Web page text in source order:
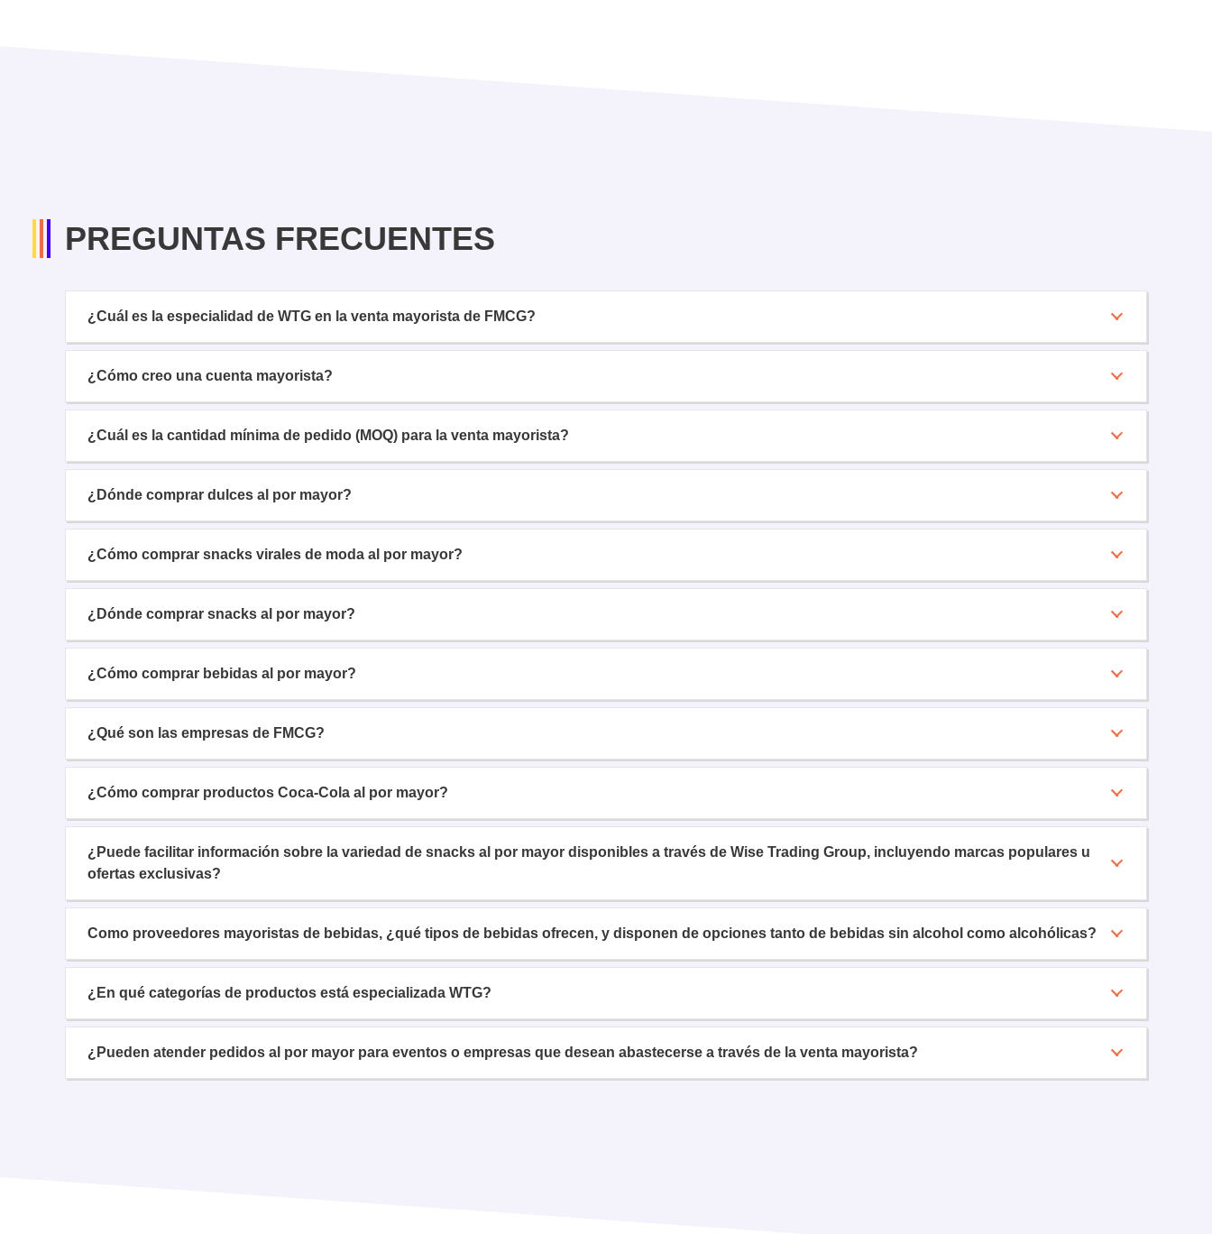
PREGUNTAS FRECUENTES
¿Cuál es la especialidad de WTG en la venta mayorista de FMCG?
¿Cómo creo una cuenta mayorista?
¿Cuál es la cantidad mínima de pedido (MOQ) para la venta mayorista?
¿Dónde comprar dulces al por mayor?
¿Cómo comprar snacks virales de moda al por mayor?
¿Dónde comprar snacks al por mayor?
¿Cómo comprar bebidas al por mayor?
¿Qué son las empresas de FMCG?
¿Cómo comprar productos Coca-Cola al por mayor?
¿Puede facilitar información sobre la variedad de snacks al por mayor disponibles a través de Wise Trading Group, incluyendo marcas populares u
ofertas exclusivas?
Como proveedores mayoristas de bebidas, ¿qué tipos de bebidas ofrecen, y disponen de opciones tanto de bebidas sin alcohol como alcohólicas?
¿En qué categorías de productos está especializada WTG?
¿Pueden atender pedidos al por mayor para eventos o empresas que desean abastecerse a través de la venta mayorista?